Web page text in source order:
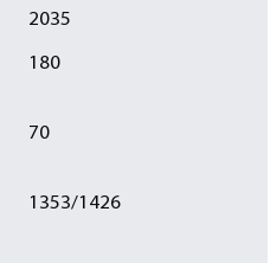
2035
180
70
1353/1426